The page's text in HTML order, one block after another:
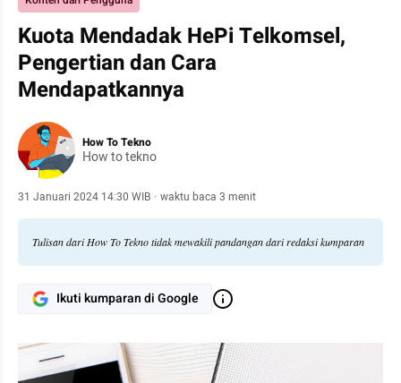
Kuota Mendadak HePi Telkomsel,
Pengertian dan Cara
Mendapatkannya
How To Tekno
How to tekno
31 Januari 2024 14:30 WIB · waktu baca 3 menit
Tulisan dari How To Tekno tidak mewakili pandangan dari redaksi kumparan
Ikuti kumparan di Google